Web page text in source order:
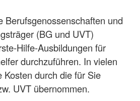
Berufsgenossenschaften und
(BG und UVT)
Hilfe-Ausbildungen für
durchzuführen. In vielen
Kosten durch die für Sie
UVT übernommen.